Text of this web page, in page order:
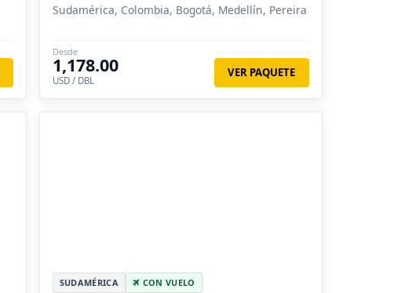
Sudamérica, Colombia, Bogotá, Medellín, Pereira
Desde
1,178.00
USD / DBL
VER PAQUETE
SUDAMÉRICA CON VUELO